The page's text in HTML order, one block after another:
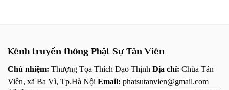
Kênh truyền thông Phật Sự Tản Viên
Chủ nhiệm: Thượng Tọa Thích Đạo Thịnh Địa chỉ: Chùa Tản
Viên, xã Ba Vì, Tp.Hà Nội Email: phatsutanvien@gmail.com